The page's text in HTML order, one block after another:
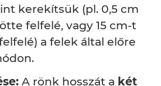
kerekítsük (pl. 0,5 cm
felfelé, vagy 15 cm-t
a felek által előre
A rönk hosszát a két